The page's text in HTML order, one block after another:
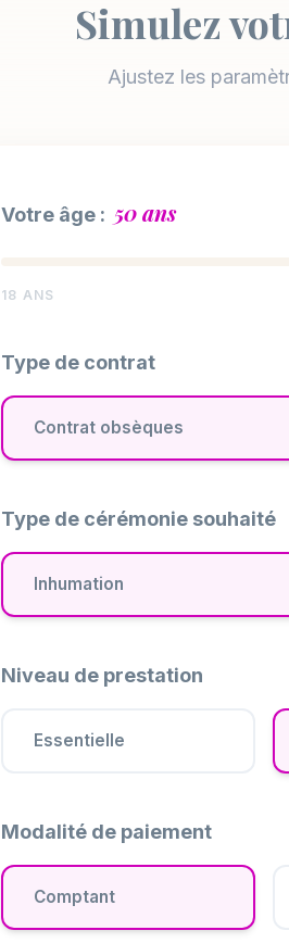
Simulez
Ajustez les
Votre âge : 50 ans
18 ANS
Type de contrat
Contrat obsèques
Type de cérémonie souhaité
Inhumation
Niveau de prestation
Essentielle
Modalité de paiement
Comptant